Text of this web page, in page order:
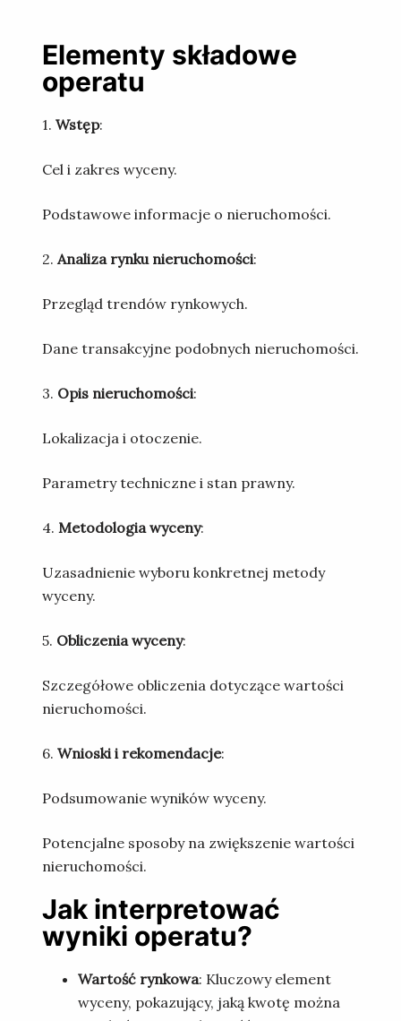
Elementy składowe
operatu
1. Wstęp:
Cel i zakres wyceny.
Podstawowe informacje o nieruchomości.
2. Analiza rynku nieruchomości:
Przegląd trendów rynkowych.
Dane transakcyjne podobnych nieruchomości.
3. Opis nieruchomości:
Lokalizacja i otoczenie.
Parametry techniczne i stan prawny.
4. Metodologia wyceny:
Uzasadnienie wyboru konkretnej metody
wyceny.
5. Obliczenia wyceny:
Szczegółowe obliczenia dotyczące wartości
nieruchomości.
6. Wnioski i rekomendacje:
Podsumowanie wyników wyceny.
Potencjalne sposoby na zwiększenie wartości
nieruchomości.
Jak interpretować
wyniki operatu?
Wartość rynkowa: Kluczowy element
wyceny, pokazujący, jaką kwotę można